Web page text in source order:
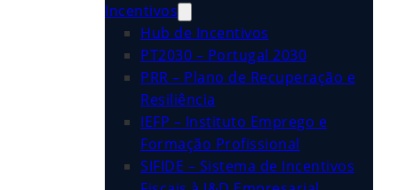
Incentivos
Hub de Incentivos
PT2030 – Portugal 2030
PRR – Plano de Recuperação e
Resiliência
IEFP – Instituto Emprego e
Formação Profissional
SIFIDE – Sistema de Incentivos